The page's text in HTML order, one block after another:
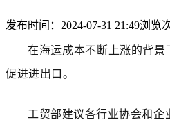
发布时间：2024-07-31 21:49浏览
在海运成本不断上涨的背
促进进出口。
工贸部建议各行业协会和企